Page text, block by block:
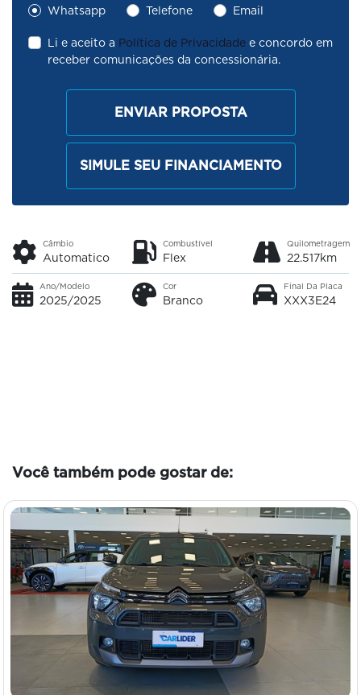
Whatsapp
Telefone Email
Li e aceito a Política de Privacidade e concordo em
receber comunicações da concessionária.
ENVIAR PROPOSTA
SIMULE SEU FINANCIAMENTO
Câmbio
Automatico
Combustível
Flex
Quilometragem
22.517km
Ano/Modelo
2025/2025
Cor
Branco
Final Da Placa
XXX3E24
Você também pode gostar de: